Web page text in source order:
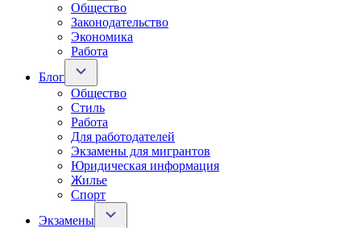
Общество
Законодательство
Экономика
Работа
Блог
Общество
Стиль
Работа
Для работодателей
Экзамены для мигрантов
Юридическая информация
Жилье
Спорт
Экзамены